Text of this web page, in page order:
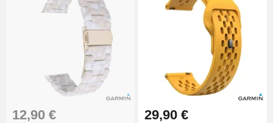
9,90 €
Kit Horlogerie Débutant
26,90 €
Boîte Pompe Bracelet Montre -
12,90 € 29,90 €